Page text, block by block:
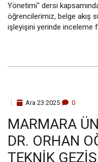
Yönetimi" dersi
öğrencilerimiz, belge akış
işleyişini yerinde inceleme
Ara 23 2025 0
MARMARA
DR. ORHAN
TEKNIK